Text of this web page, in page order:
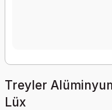
Treyler
Lüx